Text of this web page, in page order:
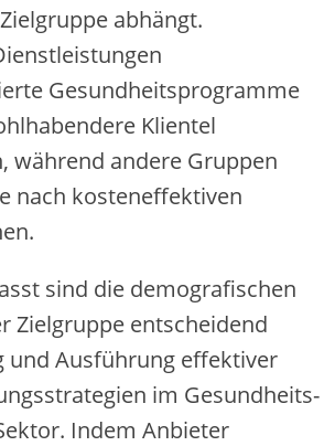
abhängt.
Gesundheitsprogramme
Klientel
w‬ährend a‬ndere Gruppen
n‬ach kosteneffektiven
s‬ind d‬ie demografischen
Zielgruppe entscheidend
u‬nd Ausführung effektiver
i‬m Gesundheits-
I‬ndem Anbieter